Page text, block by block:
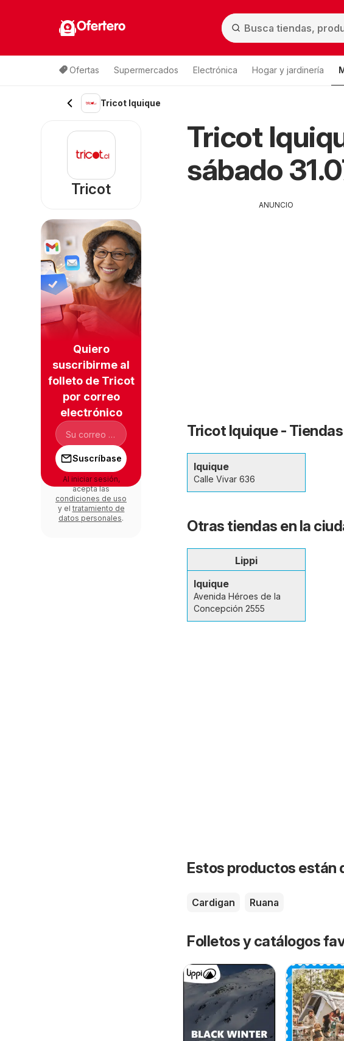
Ofertero
Ofertas Supermercados Electrónica Hogar y jardinería
Tricot Iquique
Tricot
sábado
ANUNCIO
Tricot Iquique -
Iquique
Calle Vivar 636
Otras tiendas en la
Lippi
Iquique
Avenida Héroes de la
Concepción 2555
Estos productos están
Cardigan Ruana
Folletos y catálogos
Tricot
Quiero
suscribirme al
folleto de Tricot
por correo
electrónico
Suscríbase
Al iniciar sesión,
acepta las
condiciones de uso
y el tratamiento de
datos personales.